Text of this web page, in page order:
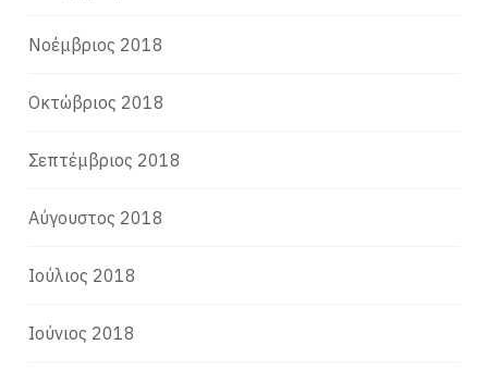
Νοέμβριος 2018
Οκτώβριος 2018
Σεπτέμβριος 2018
Αύγουστος 2018
Ιούλιος 2018
Ιούνιος 2018